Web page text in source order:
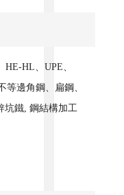
HL、UPE、
邊角鋼、扁鋼、
坑鐵, 鋼結構加工